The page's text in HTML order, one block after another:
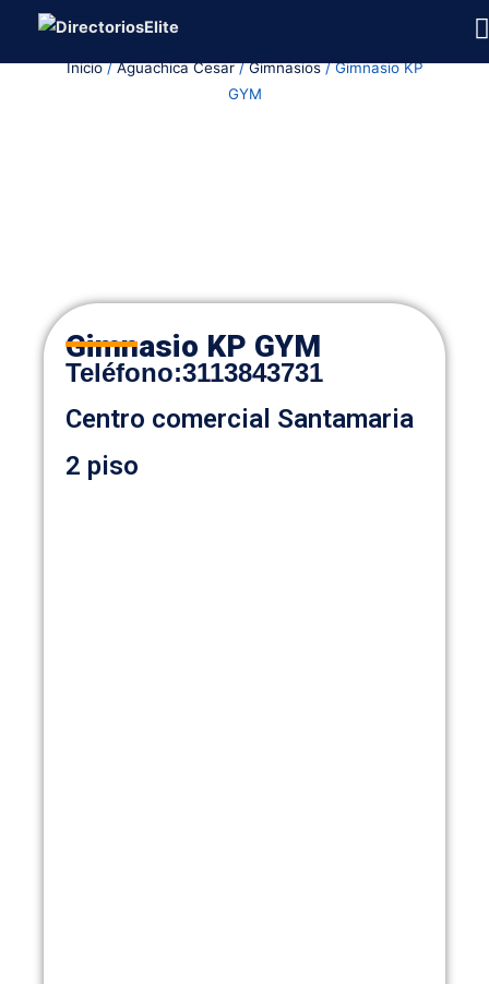
contenidoInicio/Aguachica Cesar/Gimnasios/ Gimnasio KP
GYM
Gimnasio KP GYM
Teléfono:3113843731
Centro comercial Santamaria
2 piso